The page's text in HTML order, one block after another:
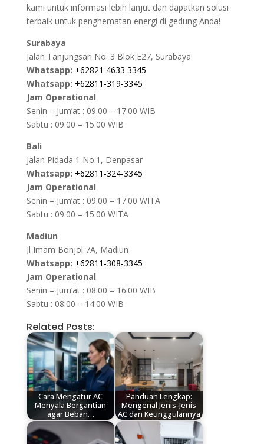
kami untuk informasi lebih lanjut dan dapatkan solusi
terbaik untuk penghematan energi di gedung Anda!
Surabaya
Jalan Tanjungsari No. 3 Blok E27, Surabaya
Whatsapp: +62821 4633 3345
Whatsapp: +62811-319-3345
Jam Operational
Senin – Jum’at : 09.00 – 17:00 WIB
Sabtu : 09:00 – 15:00 WIB
Bali
Jalan Pidada 1 No.1, Denpasar
Whatsapp: +62811-324-3345
Jam Operational
Senin – Jum’at : 09.00 – 17:00 WITA
Sabtu : 09:00 – 15:00 WITA
Madiun
Jl Imam Bonjol 7A, Madiun
Whatsapp: +62811-308-3345
Jam Operational
Senin – Jum’at : 08.00 – 16:00 WIB
Sabtu : 08:00 – 14:00 WIB
Related Posts:
Cara Mengatur AC
Menyala Bergantian
agar Beban…
Panduan Lengkap:
Mengenal Jenis-Jenis
AC dan Keunggulannya